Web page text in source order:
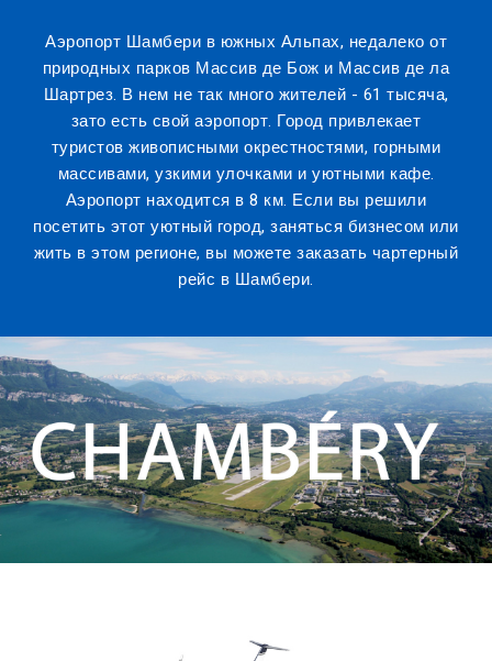
Аэропорт Шамбери в южных Альпах, недалеко от
природных парков Массив де Бож и Массив де ла
Шартрез. В нем не так много жителей - 61 тысяча,
зато есть свой аэропорт. Город привлекает
туристов живописными окрестностями, горными
массивами, узкими улочками и уютными кафе.
Аэропорт находится в 8 км. Если вы решили
посетить этот уютный город, заняться бизнесом или
жить в этом регионе, вы можете заказать чартерный
рейс в Шамбери.